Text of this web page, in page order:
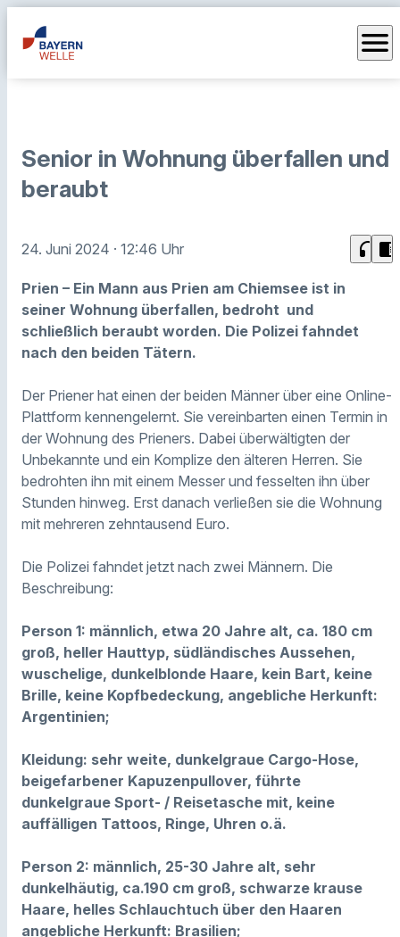
menu
Senior in Wohnung überfallen und
beraubt
24. Juni 2024 · 12:46 Uhr headphones chrome_reader_mode
Prien – Ein Mann aus Prien am Chiemsee ist in
seiner Wohnung überfallen, bedroht und
schließlich beraubt worden. Die Polizei fahndet
nach den beiden Tätern.
Der Priener hat einen der beiden Männer über eine Online-
Plattform kennengelernt. Sie vereinbarten einen Termin in
der Wohnung des Prieners. Dabei überwältigten der
Unbekannte und ein Komplize den älteren Herren. Sie
bedrohten ihn mit einem Messer und fesselten ihn über
Stunden hinweg. Erst danach verließen sie die Wohnung
mit mehreren zehntausend Euro.
Die Polizei fahndet jetzt nach zwei Männern. Die
Beschreibung:
Person 1: männlich, etwa 20 Jahre alt, ca. 180 cm
groß, heller Hauttyp, südländisches Aussehen,
wuschelige, dunkelblonde Haare, kein Bart, keine
Brille, keine Kopfbedeckung, angebliche Herkunft:
Argentinien;
Kleidung: sehr weite, dunkelgraue Cargo-Hose,
beigefarbener Kapuzenpullover, führte
dunkelgraue Sport- / Reisetasche mit, keine
auffälligen Tattoos, Ringe, Uhren o.ä.
Person 2: männlich, 25-30 Jahre alt, sehr
dunkelhäutig, ca.190 cm groß, schwarze krause
Haare, helles Schlauchtuch über den Haaren
angebliche Herkunft: Brasilien;